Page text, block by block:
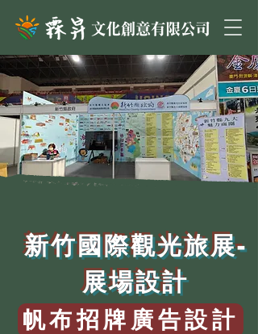
新竹國際觀光旅展-
展場設計
帆布招牌廣告設計